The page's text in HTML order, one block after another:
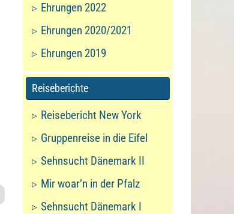
Ehrungen 2022
Ehrungen 2020/2021
Ehrungen 2019
Reiseberichte
Reisebericht New York
Gruppenreise in die Eifel
Sehnsucht Dänemark II
Mir woar’n in der Pfalz
Sehnsucht Dänemark I